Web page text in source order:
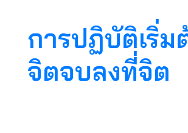
การปฏิบัติเริ่ม
จิตจบลงที่จิต